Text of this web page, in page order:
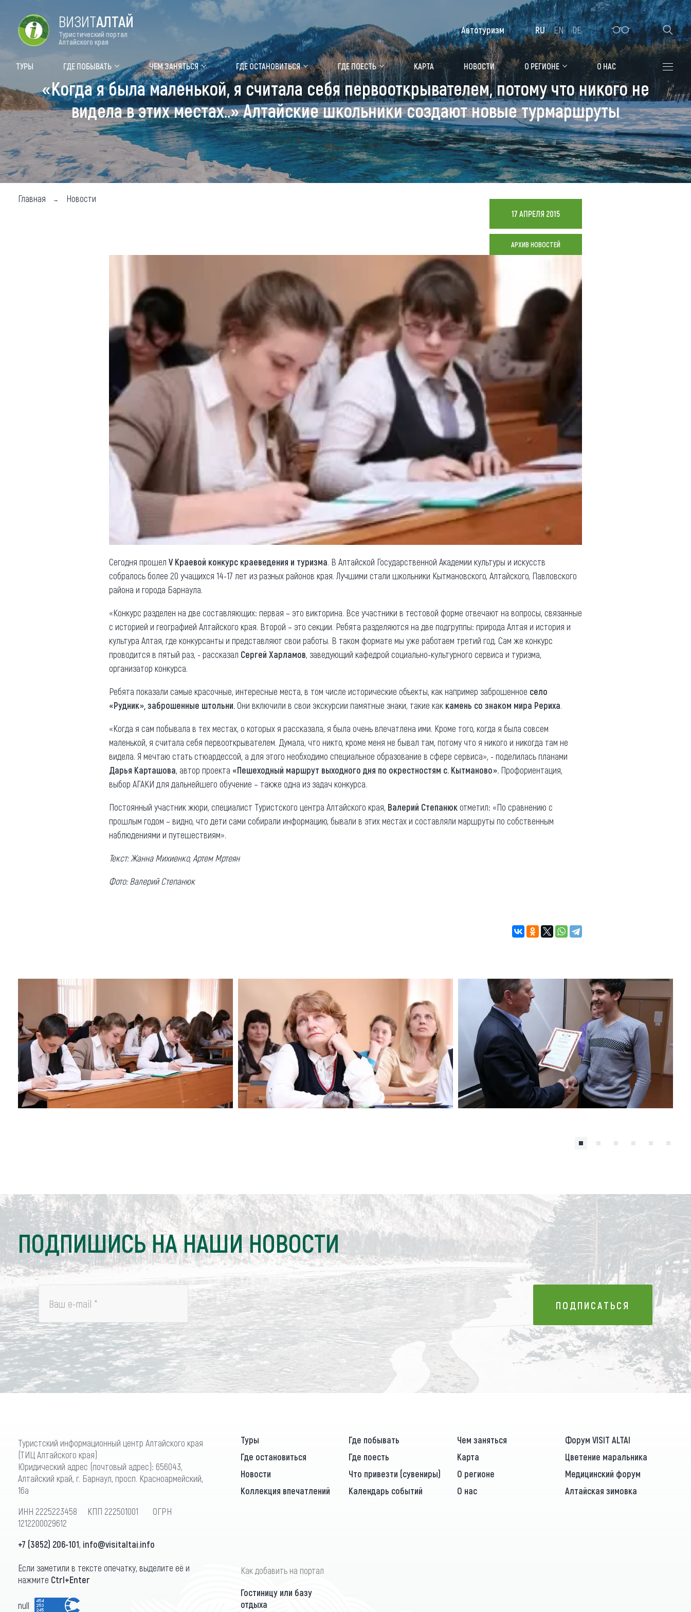
Форум VISIT ALTAI Цветение маральника Медицинский форум Алтайская зимовка
Туры Где побывать
Объекты природы
Объекты истории и культуры
Объекты развлечений
Топ туристических мест
Чем заняться
Календарь событий
Аудиогид
Мой маршрут
Где остановиться
Санатории
Гостиницы, отели
Коттеджи, базы
Сельские усадьбы
Мотели, придорожные отели
Что привезти (сувениры)
Общая информация
Как добраться
Люди, прославившие Алтай
Карты и буклеты
Коллекция впечатлений
Видеогалерея
Фотогалерея
Реестр туроператоров
агентств Алтайского края
Обращения граждан
Противодействие коррупции
ВИЗИТАЛТАЙ
Туристический портал
Алтайского края
ТУРЫ ГДЕ ПОБЫВАТЬ ЧЕМ ЗАНЯТЬСЯ ГДЕ ОСТАНОВИТЬСЯ ГДЕ ПОЕСТЬ КАРТА НОВОСТИ О РЕГИОНЕ О НАС
Автотуризм RU EN DE
«Когда я была маленькой, я считала себя первооткрывателем, потому что никого не
видела в этих местах..» Алтайские школьники создают новые турмаршруты
Главная Новости
17 АПРЕЛЯ 2015
АРХИВ НОВОСТЕЙ
Сегодня прошел V Краевой конкурс краеведения и туризма. В Алтайской Государственной Академии культуры и искусств
собралось более 20 учащихся 14-17 лет из разных районов края. Лучшими стали школьники Кытмановского, Алтайского, Павловского
района и города Барнаула.
«Конкурс разделен на две составляющих: первая – это викторина. Все участники в тестовой форме отвечают на вопросы, связанные
с историей и географией Алтайского края. Второй – это секции. Ребята разделяются на две подгруппы: природа Алтая и история и
культура Алтая, где конкурсанты и представляют свои работы. В таком формате мы уже работаем третий год. Сам же конкурс
проводится в пятый раз, - рассказал Сергей Харламов, заведующий кафедрой социально-культурного сервиса и туризма,
организатор конкурса.
Ребята показали самые красочные, интересные места, в том числе исторические объекты, как например заброшенное село
«Рудник», заброшенные штольни.Они включили в свои экскурсии памятные знаки, такие как камень со знаком мира Рериха.
«Когда я сам побывала в тех местах, о которых я рассказала, я была очень впечатлена ими. Кроме того, когда я была совсем
маленькой, я считала себя первооткрывателем. Думала, что никто, кроме меня не бывал там, потому что я никого и никогда там не
видела. Я мечтаю стать стюардессой, а для этого необходимо специальное образование в сфере сервиса», - поделилась планами
Дарья Карташова, автор проекта «Пешеходный маршрут выходного дня по окрестностям с. Кытманово». Профориентация,
выбор АГАКИ для дальнейшего обучение – также одна из задач конкурса.
Постоянный участник жюри, специалист Туристского центра Алтайского края, Валерий Степанюкотметил: «По сравнению с
прошлым годом – видно, что дети сами собирали информацию, бывали в этих местах и составляли маршруты по собственным
наблюдениями и путешествиям».
Текст: Жанна Михиенко, Артем Мртеян
Фото: Валерий Степанюк
ПОДПИШИСЬ НА НАШИ НОВОСТИ
Ваш e-mail * ПОДПИСАТЬСЯ
ПОДПИСАТЬСЯ
Туристский информационный центр Алтайского края
(ТИЦ Алтайского края)
Юридический адрес (почтовый адрес): 656043,
Алтайский край, г. Барнаул, просп. Красноармейский,
16а
ИНН 2225223458 КПП 222501001 ОГРН
1212200029612
+7 (3852) 206-101, info@visitaltai.info
Если заметили в тексте опечатку, выделите её и
нажмите Ctrl+Enter
null
Туры Где побывать Чем заняться
Форум VISIT ALTAI
Где остановиться
Где поесть Карта
Цветение маральника
Новости
Что привезти (сувениры) О регионе
Медицинский форум
Коллекция впечатлений
Календарь событий О нас Алтайская зимовка
Как добавить на портал
Гостиницу или базу
отдыха